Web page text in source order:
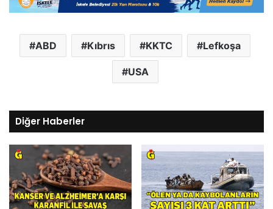
ABD Kıbrıs KKTC Lefkoşa
USA
Diğer Haberler